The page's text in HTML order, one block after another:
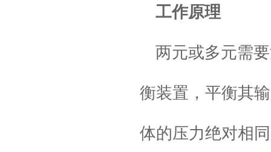
工作原理
两元或多元需
衡装置，平衡其
体的压力绝对相